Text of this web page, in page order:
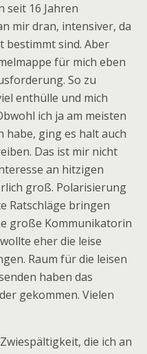
seit 16 Jahren
mir dran, intensiver, da
bestimmt sind. Aber
für mich eben
So zu
enthülle und mich
ich ja am meisten
habe, ging es halt auch
Das ist mir nicht
an hitzigen
groß. Polarisierung
Ratschläge bringen
große Kommunikatorin
eher die leise
Raum für die leisen
haben das
gekommen. Vielen
die ich an